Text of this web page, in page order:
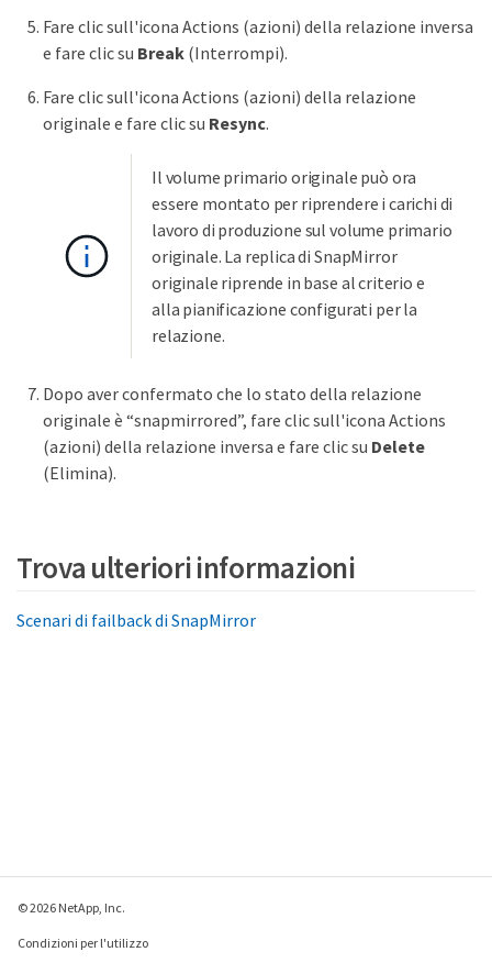
Fare clic sull'icona Actions (azioni) della relazione inversa
e fare clic su Break(Interrompi).
Fare clic sull'icona Actions (azioni) della relazione
originale e fare clic su Resync.
Il volume primario originale può ora
essere montato per riprendere i carichi di
lavoro di produzione sul volume primario
originale. La replica di SnapMirror
originale riprende in base al criterio e
alla pianificazione configurati per la
relazione.
Dopo aver confermato che lo stato della relazione
originale è “snapmirrored”, fare clic sull'icona Actions
(azioni) della relazione inversa e fare clic su Delete
(Elimina).
Trova ulteriori informazioni
Scenari di failback di SnapMirror
© 2026 NetApp, Inc.
Condizioni per l'utilizzo